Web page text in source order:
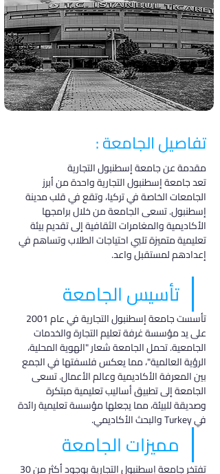
تفاصيل الجامعة :
مقدمة عن جامعة إسطنبول التجارية
تعد جامعة إسطنبول التجارية واحدة من أبرز
الجامعات الخاصة في تركيا، وتقع في قلب مدينة
إسطنبول. تسعى الجامعة من خلال برامجها
الأكاديمية والمغامرات الثقافية إلى تقديم بيئة
تعليمية متميزة تلبي احتياجات الطلاب وتساهم في
إعدادهم لمستقبل واعد.
تأسيس الجامعة
على يد مؤسسة غرفة تعليم التجارة والخدمات
الجامعية. تحمل الجامعة شعار "الهوية المحلية،
الرؤية العالمية"، مما يعكس فلسفتها في الجمع
بين المعرفة الأكاديمية وعالم الأعمال. تسعى
الجامعة إلى تطبيق أساليب تعليمية مبتكرة
وصديقة للبيئة، مما يجعلها مؤسسة تعليمية رائدة
في Turkey والبحث الأكاديمي.
مميزات الجامعة